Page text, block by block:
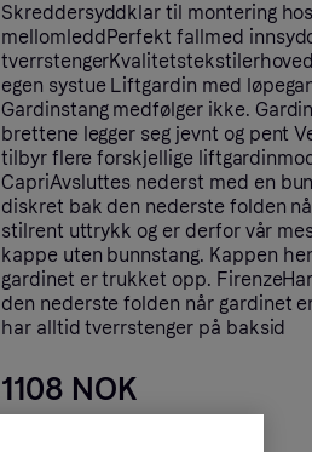
Skreddersyddklar til montering
mellomleddPerfekt fallmed
egen systue Liftgardin med
Gardinstang medfølger ikke.
brettene legger seg jevnt og pent
tilbyr flere forskjellige
CapriAvsluttes nederst med en
diskret bak den nederste folden
stilrent uttrykk og er derfor vår
kappe uten bunnstang. Kappen
gardinet er trukket opp.
den nederste folden når gardinet
har alltid tverrstenger på baksid
1108 NOK